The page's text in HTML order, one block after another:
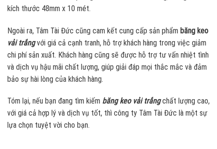
kích thước 48mm x 10 mét.
Ngoài ra, Tâm Tài Đức cũng cam kết cung cấp sản phẩm băng keo
vải trắngvới giá cả cạnh tranh, hỗ trợ khách hàng trong việc giảm
chi phí sản xuất. Khách hàng cũng sẽ được hỗ trợ tư vấn nhiệt tình
và dịch vụ hậu mãi chất lượng, giúp giải đáp mọi thắc mắc và đảm
bảo sự hài lòng của khách hàng.
Tóm lại, nếu bạn đang tìm kiếm băng keo vải trắngchất lượng cao,
với giá cả hợp lý và dịch vụ tốt, thì công ty Tâm Tài Đức là một sự
lựa chọn tuyệt vời cho bạn.